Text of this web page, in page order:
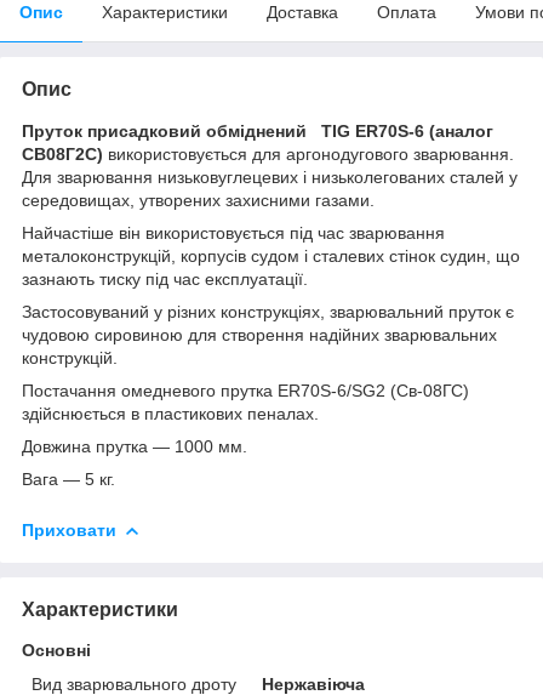
Опис Характеристики Доставка Оплата Умови
Опис
Пруток присадковий обміднений TIG ER70S-6 (аналог
СВ08Г2С) використовується для аргонодугового зварювання.
Для зварювання низьковуглецевих і низьколегованих сталей у
середовищах, утворених захисними газами.
Найчастіше він використовується під час зварювання
металоконструкцій, корпусів судом і сталевих стінок судин, що
зазнають тиску під час експлуатації.
Застосовуваний у різних конструкціях, зварювальний пруток є
чудовою сировиною для створення надійних зварювальних
конструкцій.
Постачання омедневого прутка ER70S-6/SG2 (Св-08ГС)
здійснюється в пластикових пеналах.
Довжина прутка — 1000 мм.
Вага — 5 кг.
Приховати
Характеристики
Основні
Вид зварювального дроту
Нержавіюча